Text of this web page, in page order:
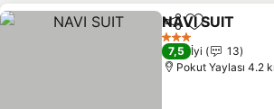
Paylaş
NAVI SUIT
3 Yıldız
7,5 İyi
13
Pokut Yaylası 4.2